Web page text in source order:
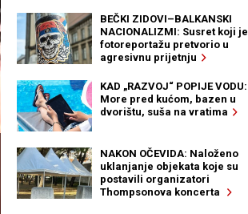
BEČKI ZIDOVI–BALKANSKI
NACIONALIZMI: Susret koji je
fotoreportažu pretvorio u
agresivnu prijetnju
KAD „RAZVOJ“ POPIJE VODU:
More pred kućom, bazen u
dvorištu, suša na vratima
NAKON OČEVIDA: Naloženo
uklanjanje objekata koje su
postavili organizatori
Thompsonova koncerta